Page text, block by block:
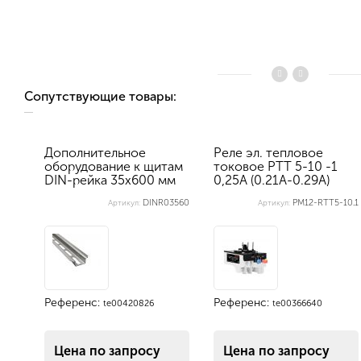
Сопутствующие товары:
Дополнительное
оборудование к щитам
DIN-рейка 35х600 мм
Артикул: DINR03560
Референс: te00420826
Цена по запросу
Реле эл. тепловое
токовое РТТ 5-10 -1
0,25А (0.21А-0.29А)
Артикул: PM12-RTT5-10.1
Референс: te00366640
Цена по запросу